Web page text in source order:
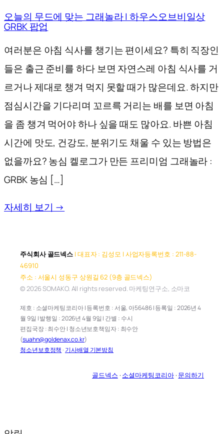
오늘의 무드에 맞는 그래놀라 | 하우스오브비일상
GRBK 팝업
여러분은 아침 식사를 챙기는 편이세요? 특히 직장인
들은 출근 준비를 하다 보면 자연스레 아침 식사를 거
르거나 제대로 챙겨 먹지 못할 때가 많은데요. 하지만
점심시간을 기다리며 꼬르륵 거리는 배를 보면 아침
을 좀 챙겨 먹어야 하나 싶을 때도 많아요. 바쁜 아침
시간에 맛도, 건강도, 분위기도 채울 수 있는 방법은
없을까요? 농심 켈로그가 만든 프리미엄 그래놀라 :
GRBK 농심 […]
자세히 보기 →
주식회사 골드넥스 | 대표자 : 김성모 | 사업자등록번호 : 211-88-
46910
주소 : 서울시 성동구 상원길 62 (9층 골드넥스)
© 2026 SOMAKO. All rights reserved. 마케팅연구소, 소마코
제호 : 소셜마케팅코리아 | 등록번호 : 서울, 아56486 | 등록일 : 2026년 4
월 9일 | 발행일 : 2026년 4월 9일 | 간별 : 수시
편집국장 : 최수안 | 청소년보호책임자 : 최수안
(suahn@goldenax.co.kr)
청소년보호정책 · 기사배열 기본방침
골드넥스 · 소셜마케팅코리아· 문의하기